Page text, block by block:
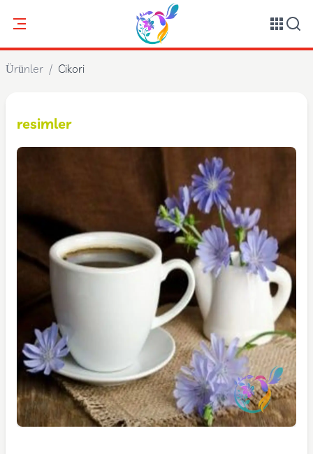
Ürünler / Cikori
resimler